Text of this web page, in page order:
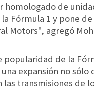
homologado de
Fórmula 1 y pone
Motors", agregó
popularidad de la
expansión no sólo
transmisiones de